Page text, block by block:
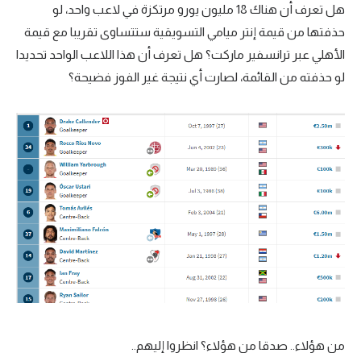
هل تعرف أن هناك 18 مليون يورو مرتكزة في لاعب واحد، لو
حذفتها من قيمة إنتر ميامي التسويقية ستتساوى تقريبا مع قيمة
الأهلي عبر ترانسفير ماركت؟ هل تعرف أن هذا اللاعب الواحد تحديدا
لو حذفته من القائمة، لصارت أي نتيجة غير الفوز فضيحة؟
من هؤلاء.. صدقا من هؤلاء؟ انظروا إليهم..